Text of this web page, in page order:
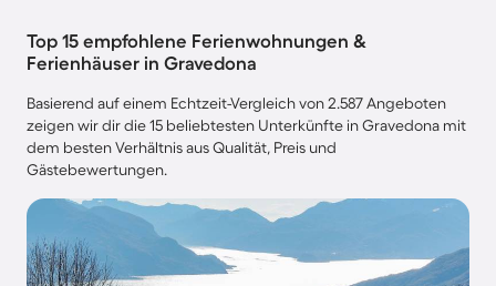
Top 15 empfohlene Ferienwohnungen &
Ferienhäuser in Gravedona
Basierend auf einem Echtzeit-Vergleich von 2.587 Angeboten
zeigen wir dir die 15 beliebtesten Unterkünfte in Gravedona mit
dem besten Verhältnis aus Qualität, Preis und
Gästebewertungen.